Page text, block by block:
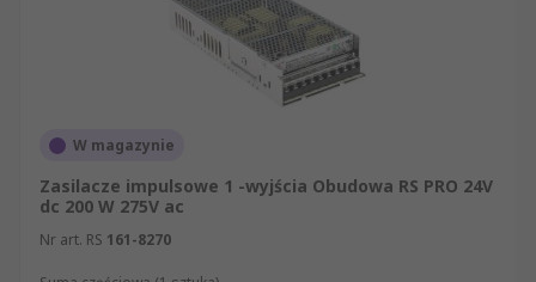
W magazynie
Zasilacze impulsowe 1 -wyjścia Obudowa RS PRO 24V
dc 200 W 275V ac
Nr art. RS 161-8270